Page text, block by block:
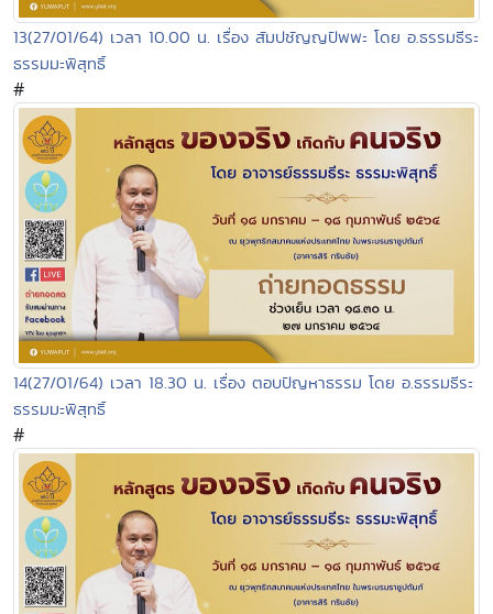
13(27/01/64) เวลา 10.00 น. เรื่อง สัมปชัญญปัพพะ โดย อ.ธรรมธีระ
ธรรมมะพิสุทธิ์
#
14(27/01/64) เวลา 18.30 น. เรื่อง ตอบปัญหาธรรม โดย อ.ธรรมธีระ
ธรรมมะพิสุทธิ์
#